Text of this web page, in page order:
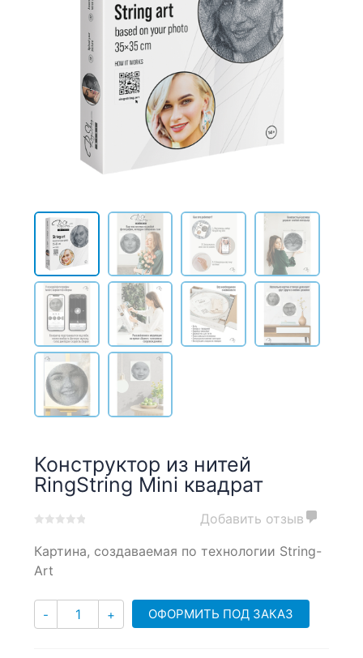
Конструктор из нитей
RingString Mini квадрат
out
of
ratings
Добавить отзыв
Картина, создаваемая по технологии String-
Art
- Количество
+ ОФОРМИТЬ ПОД ЗАКАЗ